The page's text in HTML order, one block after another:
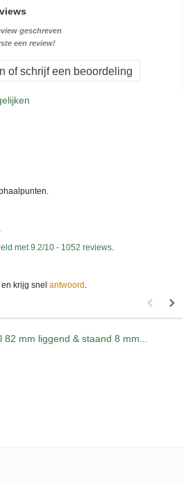
geschreven
een review!
of schrijf een beoordeling
met 9.2/10 - 1052 reviews
krijg snel antwoord
82 mm liggend & staand 8 mm...